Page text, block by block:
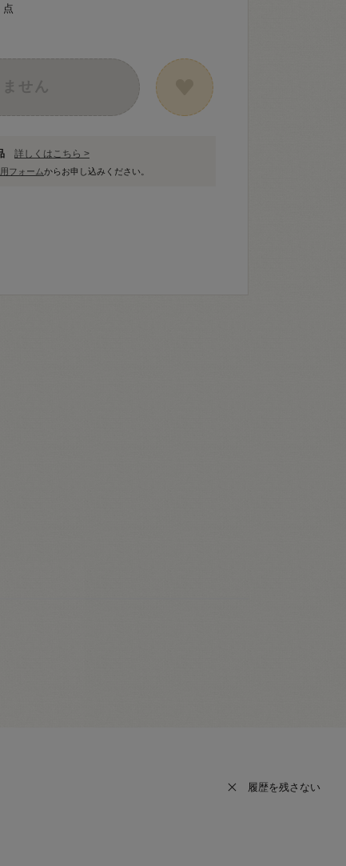
点
詳しくはこちら >
フォームからお申し込みください。
履歴を残さない